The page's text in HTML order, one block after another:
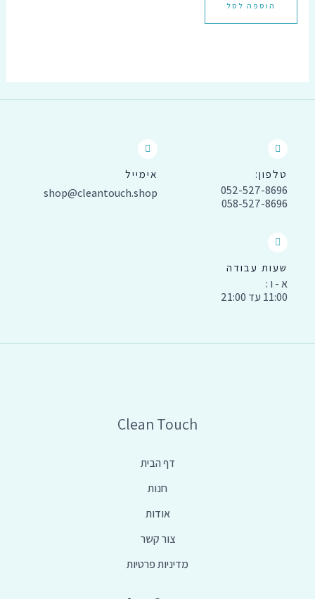
הוספה לסל
טלפון:
052-527-8696
058-527-8696
אימייל
shop@cleantouch.shop
שעות עבודה
א - ו :
11:00 עד 21:00
Clean Touch
דף הבית
חנות
אודות
צור קשר
מדיניות פרטיות